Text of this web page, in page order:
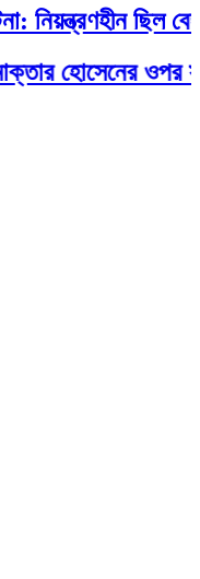
নিয়ন্ত্রণহীন ছিল
হোসেনের ওপর